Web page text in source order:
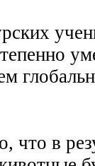
что в